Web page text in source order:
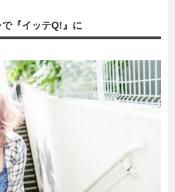
ニュース
スキル
『イッテQ!』に